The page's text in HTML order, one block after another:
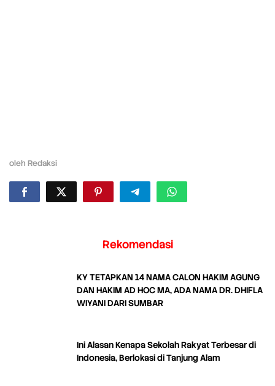
oleh Redaksi
Rekomendasi
KY TETAPKAN 14 NAMA CALON HAKIM AGUNG
DAN HAKIM AD HOC MA, ADA NAMA DR. DHIFLA
WIYANI DARI SUMBAR
Ini Alasan Kenapa Sekolah Rakyat Terbesar di
Indonesia, Berlokasi di Tanjung Alam